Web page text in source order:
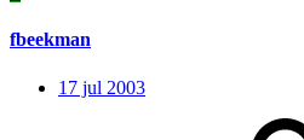
fbeekman
17 jul 2003